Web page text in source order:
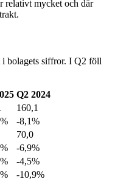
relativt mycket och där
bolagets siffror. I Q2 föll
Q2 2024
160,1
-8,1%
70,0
-6,9%
-4,5%
-10,9%